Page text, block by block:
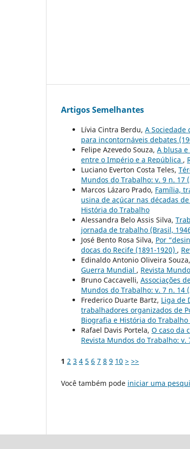
Artigos Semelhantes
Lívia Cintra Berdu, A Sociedade
para incontornáveis debates
Felipe Azevedo Souza, A blusa
entre o Império e a República ,
Luciano Everton Costa Teles,
Mundos do Trabalho: v. 9 n. 17
Marcos Lázaro Prado, Família,
usina de açúcar nas décadas
História do Trabalho
Alessandra Belo Assis Silva,
jornada de trabalho (Brasil,
José Bento Rosa Silva, Por
docas do Recife (1891-1920) ,
Edinaldo Antonio Oliveira Souza,
Guerra Mundial , Revista
Bruno Caccavelli, Associações
Mundos do Trabalho: v. 7 n. 14
Frederico Duarte Bartz, Liga de
trabalhadores organizados de
Biografia e História do Trabalho
Rafael Davis Portela, O caso da
Revista Mundos do Trabalho:
1 2 3 4 5 6 7 8 9 10 > >>
Você também pode iniciar uma